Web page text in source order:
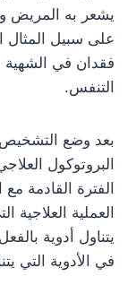
يشعر به المريض
على سبيل المثال
فقدان في
التنفس.
بعد وضع
البروتوكول
الفترة القادمة
العملية العلاجية
يتناول أدوية
في الأدوية التي